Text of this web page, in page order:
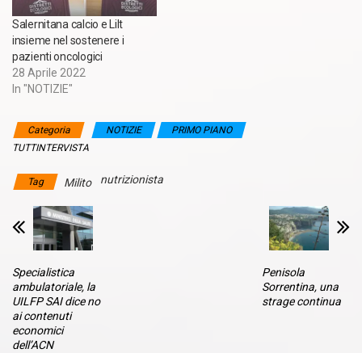
Salernitana calcio e Lilt
insieme nel sostenere i
pazienti oncologici
28 Aprile 2022
In "NOTIZIE"
Categoria NOTIZIE
PRIMO PIANO
TUTTINTERVISTA
Tag Milito nutrizionista
Specialistica
ambulatoriale, la
UILFP SAI dice no
ai contenuti
economici
dell’ACN
Penisola
Sorrentina, una
strage continua